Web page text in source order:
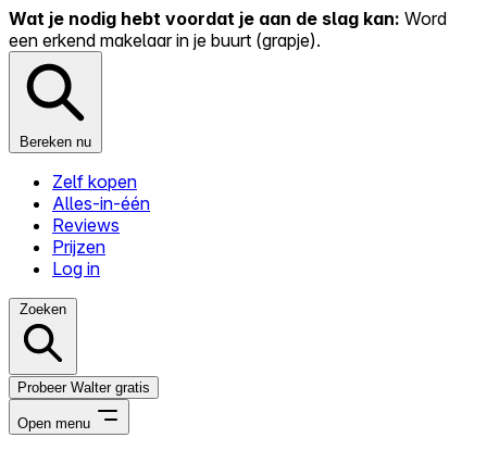
Wat je nodig hebt voordat je aan de slag kan: Word
een erkend makelaar in je buurt (grapje).
Bereken nu
Zelf kopen
Alles-in-één
Reviews
Prijzen
Log in
Zoeken
Probeer Walter gratis
Open menu